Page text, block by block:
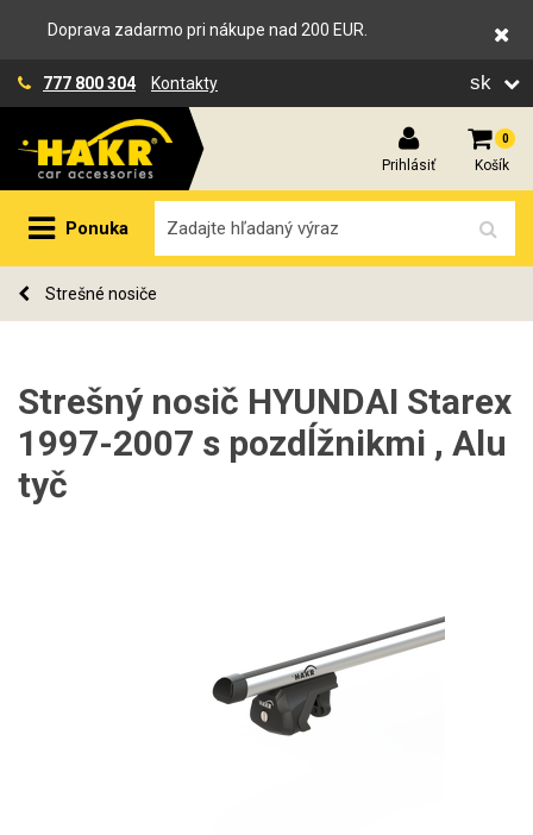
Doprava zadarmo pri nákupe nad 200 EUR.
777 800 304 Kontakty sk
Prihlásiť
0
Košík
Ponuka
Strešné nosiče
Strešný nosič HYUNDAI Starex
1997-2007 s pozdĺžnikmi , Alu
tyč